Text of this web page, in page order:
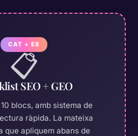
CAT + ES
📋
SEO + GEO
blocs, amb sistema de
ràpida. La mateixa
que apliquem abans de